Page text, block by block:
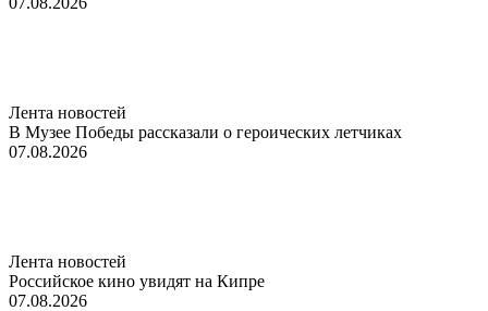
Лента новостей
В Музее Победы рассказали о героических летчиках
07.08.2026
Лента новостей
Российское кино увидят на Кипре
07.08.2026